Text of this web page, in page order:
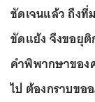
ชัดเจนแล้ว ถึงที่
ขัดแย้ง จึงขอยุติ
คำพิพากษาของ
ไป ต้องกราบขอ